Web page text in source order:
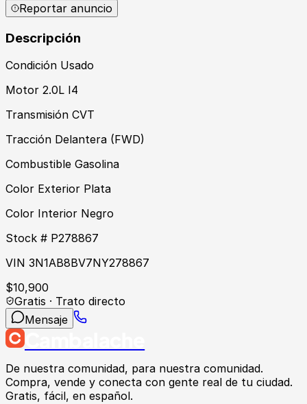
Reportar anuncio
Descripción
Condición Usado
Motor 2.0L I4
Transmisión CVT
Tracción Delantera (FWD)
Combustible Gasolina
Color Exterior Plata
Color Interior Negro
Stock # P278867
VIN 3N1AB8BV7NY278867
$10,900
Gratis · Trato directo
Mensaje
De nuestra comunidad, para nuestra comunidad.
Compra, vende y conecta con gente real de tu ciudad.
Gratis, fácil, en español.